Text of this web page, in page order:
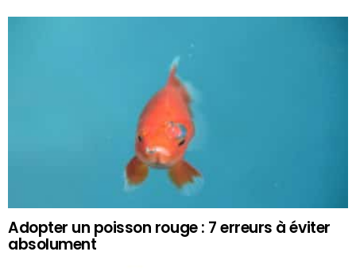
Adopter un poisson rouge : 7 erreurs à éviter
absolument